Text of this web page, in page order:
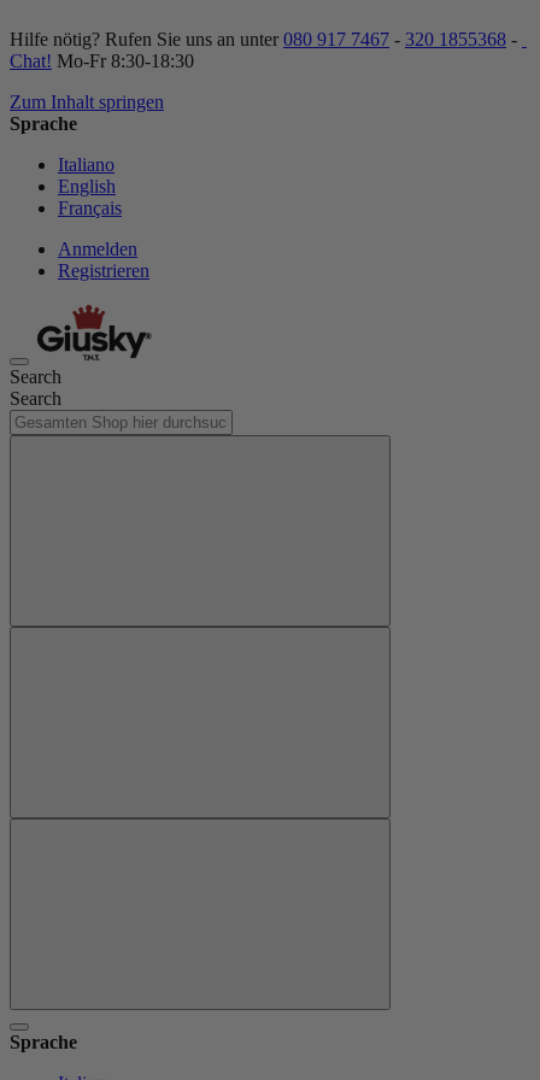
Hilfe nötig? Rufen Sie uns an unter 080 917 7467 - 320 1855368 -
Chat! Mo-Fr 8:30-18:30
Zum Inhalt springen
Sprache
Italiano
English
Français
Anmelden
Registrieren
Search
Search
Sprache